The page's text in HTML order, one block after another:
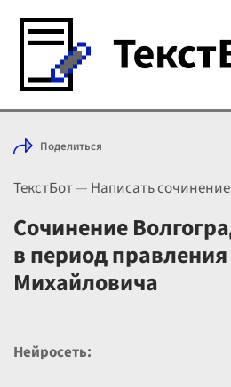
Войти с Telegram
Выбрать режим
Цены
Поделиться
ТекстБот—Написать сочинение
Сочинение
в период
Михайловича
Нейросеть: